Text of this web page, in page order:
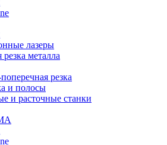
лазеры
металла
резка
и полосы
и расточные станки